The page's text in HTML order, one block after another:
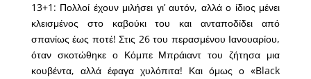
13+1: Πολλοί έχουν μιλήσει γι’ αυτόν, αλλά ο ίδιος μένει
κλεισμένος στο καβούκι του και ανταποδίδει από
σπανίως έως ποτέ! Στις 26 του περασμένου Ιανουαρίου,
όταν σκοτώθηκε ο Κόμπε Μπράιαντ του ζήτησα μια
κουβέντα, αλλά έφαγα χυλόπιτα! Και όμως ο «Black